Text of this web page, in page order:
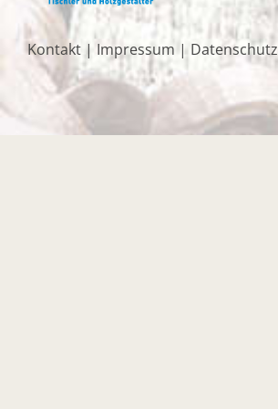
Kontakt | Impressum | Datenschutz